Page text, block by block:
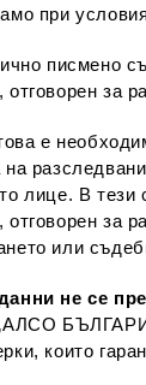
при
писмено
за
е
на
лице. В
отговорен за
или
не се
които